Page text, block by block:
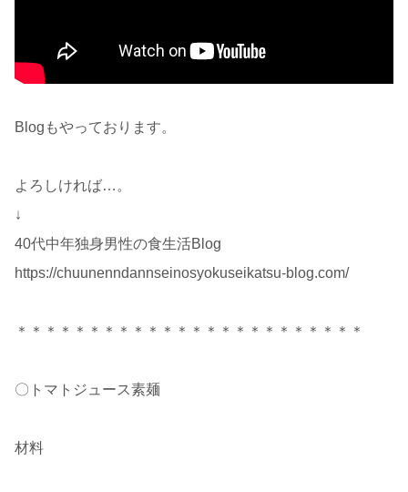
Blogもやっております。
よろしければ…。
↓
40代中年独身男性の食生活Blog
https://chuunenndannseinosyokuseikatsu-blog.com/
＊＊＊＊＊＊＊＊＊＊＊＊＊＊＊＊＊＊＊＊＊＊＊＊
〇トマトジュース素麺
材料